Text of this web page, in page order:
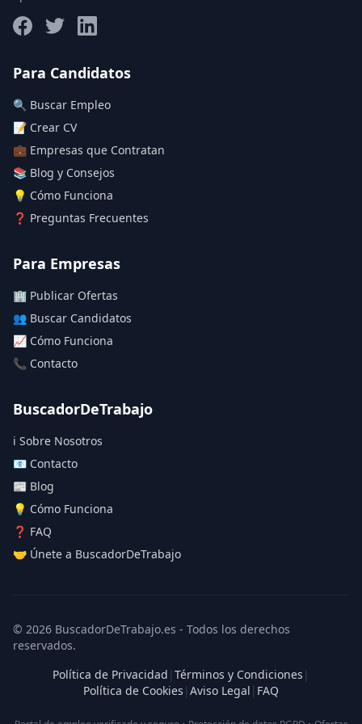
Deja vacío para "sin límite"
Aplicar filtros
Para Candidatos
🔍 Buscar Empleo
📝 Crear CV
💼 Empresas que Contratan
📚 Blog y Consejos
💡 Cómo Funciona
❓ Preguntas Frecuentes
Para Empresas
🏢 Publicar Ofertas
👥 Buscar Candidatos
📈 Cómo Funciona
📞 Contacto
BuscadorDeTrabajo
ℹ️ Sobre Nosotros
📧 Contacto
📰 Blog
💡 Cómo Funciona
❓ FAQ
🤝 Únete a BuscadorDeTrabajo
© 2026 BuscadorDeTrabajo.es - Todos los derechos
reservados.
Política de Privacidad | Términos y Condiciones |
Política de Cookies | Aviso Legal | FAQ